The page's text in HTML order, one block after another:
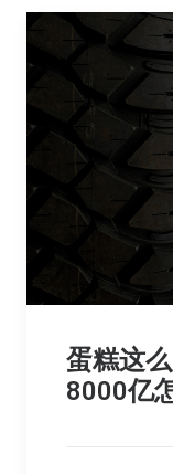
蛋糕这
8000亿